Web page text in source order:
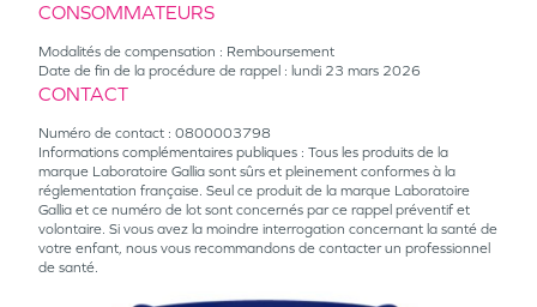
CONSOMMATEURS
Modalités de compensation : Remboursement
Date de fin de la procédure de rappel : lundi 23 mars 2026
CONTACT
Numéro de contact : 0800003798
Informations complémentaires publiques : Tous les produits de la
marque Laboratoire Gallia sont sûrs et pleinement conformes à la
réglementation française. Seul ce produit de la marque Laboratoire
Gallia et ce numéro de lot sont concernés par ce rappel préventif et
volontaire. Si vous avez la moindre interrogation concernant la santé de
votre enfant, nous vous recommandons de contacter un professionnel
de santé.